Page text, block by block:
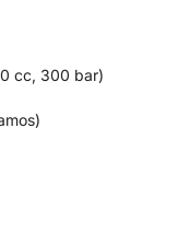
cc, 300 bar)